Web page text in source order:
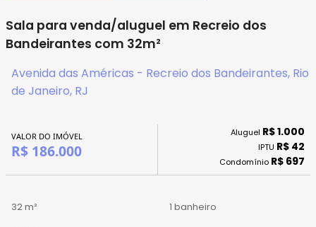
Sala para venda/aluguel em Recreio dos
Bandeirantes com 32m²
Avenida das Américas - Recreio dos Bandeirantes, Rio
de Janeiro, RJ
VALOR DO IMÓVEL
R$ 186.000
Aluguel R$ 1.000
IPTU R$ 42
Condomínio R$ 697
32 m² 1 banheiro